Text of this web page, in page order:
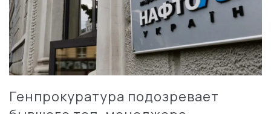
Генпрокуратура подозревает